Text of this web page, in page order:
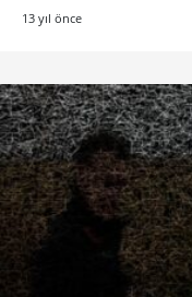
13 yıl önce